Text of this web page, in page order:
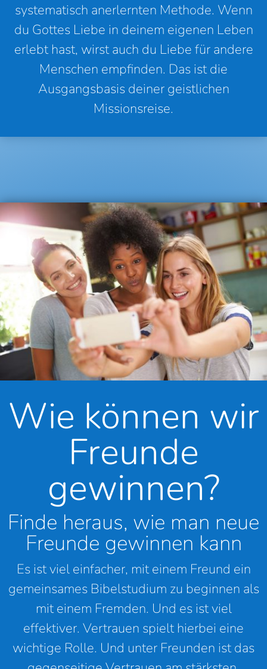
systematisch anerlernten Methode. Wenn
du Gottes Liebe in deinem eigenen Leben
erlebt hast, wirst auch du Liebe für andere
Menschen empfinden. Das ist die
Ausgangsbasis deiner geistlichen
Missionsreise.
Wie können wir
Freunde
gewinnen?
Finde heraus, wie man neue
Freunde gewinnen kann
Es ist viel einfacher, mit einem Freund ein
gemeinsames Bibelstudium zu beginnen als
mit einem Fremden. Und es ist viel
effektiver. Vertrauen spielt hierbei eine
wichtige Rolle. Und unter Freunden ist das